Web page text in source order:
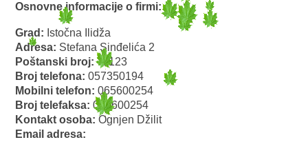
Osnovne informacije o firmi:
Grad: Istočna Ilidža
Adresa: Stefana Sinđelića 2
Poštanski broj:71123
Broj telefona:057350194
Mobilni telefon:065600254
Broj telefaksa:065600254
Kontakt osoba:Ognjen Džilit
Email adresa: